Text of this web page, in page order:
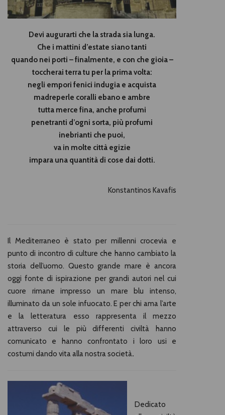
Devi augurarti che la strada sia lunga.
Che i mattini d’estate siano tanti
quando nei porti – finalmente, e con che gioia –
toccherai terra tu per la prima volta:
negli empori fenici indugia e acquista
madreperle coralli ebano e ambre
tutta merce fina, anche profumi
penetranti d’ogni sorta, più profumi
inebrianti che puoi,
va in molte città egizie
impara una quantità di cose dai dotti.
Konstantinos Kavafis
Il Mediterraneo è stato per millenni crocevia e
punto di incontro di culture che hanno cambiato la
storia dell’uomo. Questo grande mare è ancora
oggi fonte di ispirazione per grandi autori nel cui
cuore rimane impresso un mare blu intenso,
illuminato da un sole infuocato. E per chi ama l’arte
e la letteratura esso rappresenta il mezzo
attraverso cui le più differenti civiltà hanno
comunicato e hanno confrontato i loro usi e
costumi dando vita alla nostra società.
Dedicato